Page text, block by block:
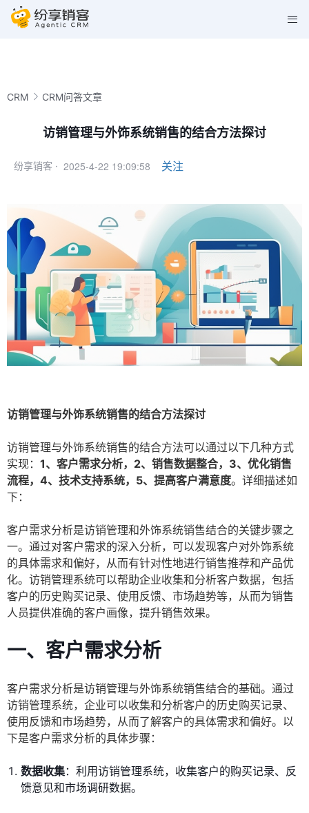
CRM CRM问答文章
访销管理与外饰系统销售的结合方法探讨
纷享销客 · 2025-4-22 19:09:58 关注
访销管理与外饰系统销售的结合方法探讨
访销管理与外饰系统销售的结合方法可以通过以下几种方式
实现： 1、客户需求分析，2、销售数据整合，3、优化销售
流程，4、技术支持系统，5、提高客户满意度。详细描述如
下：
客户需求分析是访销管理和外饰系统销售结合的关键步骤之
一。通过对客户需求的深入分析，可以发现客户对外饰系统
的具体需求和偏好，从而有针对性地进行销售推荐和产品优
化。访销管理系统可以帮助企业收集和分析客户数据，包括
客户的历史购买记录、使用反馈、市场趋势等，从而为销售
人员提供准确的客户画像，提升销售效果。
一、客户需求分析
客户需求分析是访销管理与外饰系统销售结合的基础。通过
访销管理系统，企业可以收集和分析客户的历史购买记录、
使用反馈和市场趋势，从而了解客户的具体需求和偏好。以
下是客户需求分析的具体步骤：
数据收集：利用访销管理系统，收集客户的购买记录、反
馈意见和市场调研数据。